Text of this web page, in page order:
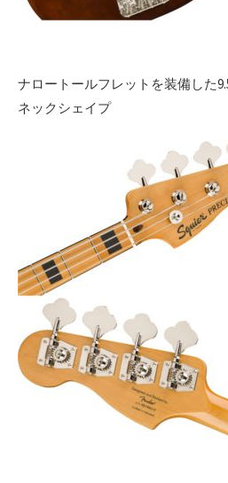
ナロートールフレットを装備した
ネックシェイプ